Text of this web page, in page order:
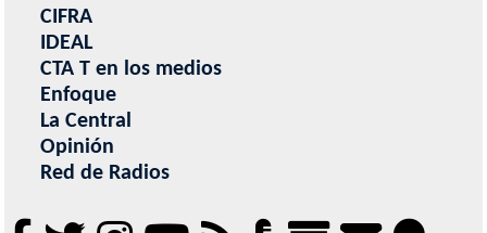
CIFRA
IDEAL
CTA T en los medios
Enfoque
La Central
Opinión
Red de Radios